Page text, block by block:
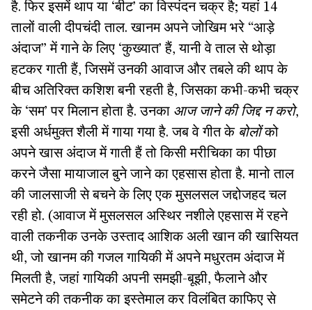
है. फिर इसमें थाप या ‘बीट’ का विस्पंदन चक्र है; यहां 14
तालों वाली दीपचंदी ताल. खानम अपने जोखिम भरे “आड़े
अंदाज” में गाने के लिए ‘कुख्यात’ हैं, यानी वे ताल से थोड़ा
हटकर गाती हैं, जिसमें उनकी आवाज और तबले की थाप के
बीच अतिरिक्त कशिश बनी रहती है, जिसका कभी-कभी चक्र
के ‘सम’ पर मिलान होता है. उनका आज जाने की जिद्द न करो,
इसी अर्धमुक्त शैली में गाया गया है. जब वे गीत के बोलोंको
अपने खास अंदाज में गाती हैं तो किसी मरीचिका का पीछा
करने जैसा मायाजाल बुने जाने का एहसास होता है. मानो ताल
की जालसाजी से बचने के लिए एक मुसलसल जद्दोजहद चल
रही हो. (आवाज में मुसलसल अस्थिर नशीले एहसास में रहने
वाली तकनीक उनके उस्ताद आशिक अली खान की खासियत
थी, जो खानम की गजल गायिकी में अपने मधुरतम अंदाज में
मिलती है, जहां गायिकी अपनी समझी-बूझी, फैलाने और
समेटने की तकनीक का इस्तेमाल कर विलंबित काफिए से